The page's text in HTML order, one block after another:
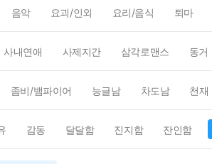
음악 요괴/인외 요리/음식 퇴마
사내연애 사제지간 삼각로맨스 동거
좀비/뱀파이어 능글남 차도남 천재
감동 달달함 진지함 잔인함